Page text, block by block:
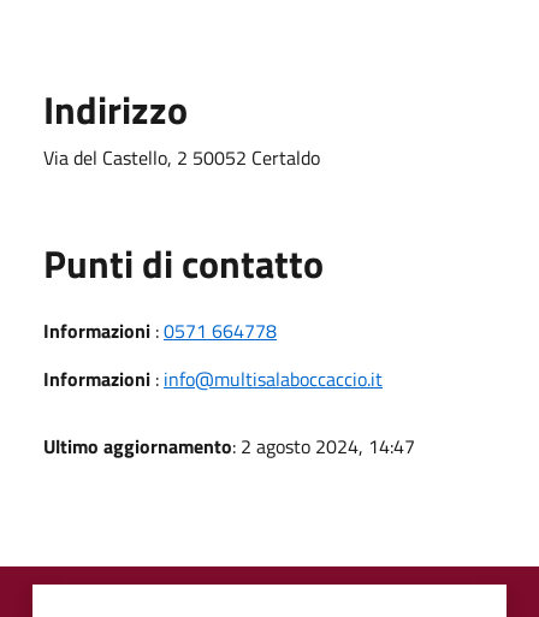
Indirizzo
Via del Castello, 2 50052 Certaldo
Punti di contatto
Informazioni :0571 664778
Informazioni : info@multisalaboccaccio.it
Ultimo aggiornamento: 2 agosto 2024, 14:47